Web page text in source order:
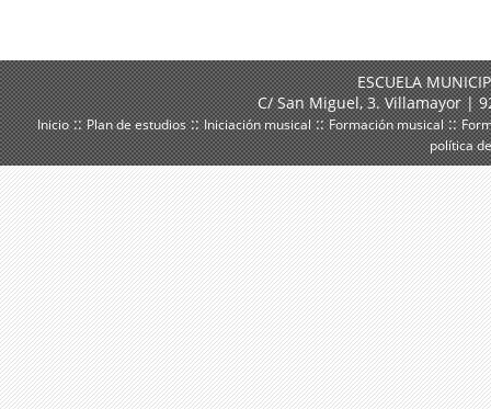
ESCUELA
C/ San Miguel, 3. Villamayor |
Inicio::Plan de estudios::Iniciación musical::Formación musical::
política